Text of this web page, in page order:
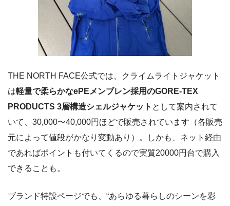
THE NORTH FACE公式では、クライムライトジャケット
は軽量で柔らかなePEメンブレン採用のGORE-TEX
PRODUCTS 3層構造シェルジャケット として案内されて
いて、30,000〜40,000円ほどで販売されています（各販売
元によって値段がかなり変動あり）。しかも、ネット経由
であればポイントも付いてくるので実質20000円台で購入
できることも。
ブランド特設ページでも、“あらゆる暮らしのシーンを彩